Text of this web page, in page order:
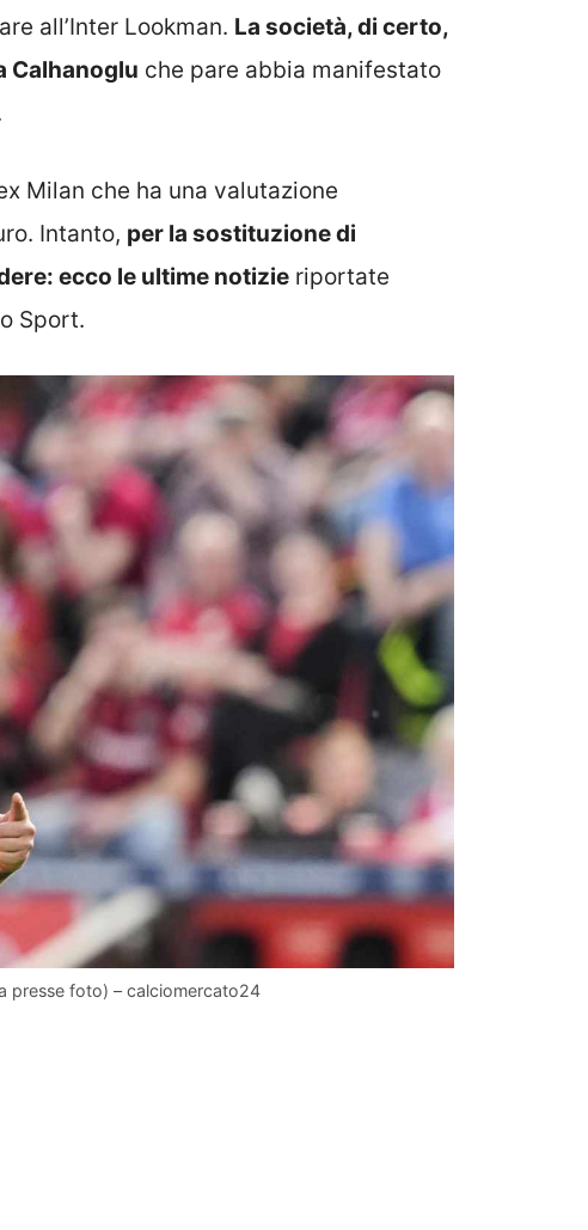
all’Inter Lookman. La società, di certo,
Calhanoglu che pare abbia manifestato
Milan che ha una valutazione
Intanto, per la sostituzione di
ecco le ultime notizie riportate
Sport.
presse foto) – calciomercato24